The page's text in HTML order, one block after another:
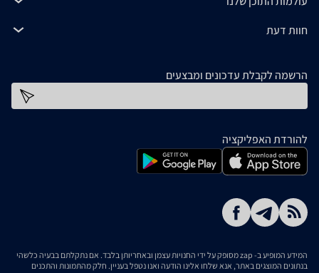
חוות דעת
הרשמה לקבלת עדכונים ומבצעים
להורדת האפליקציה
המידע המופיע ב- zap מסופק על ידי החנויות עצמן ובאחריותן בלבד. אם נתקלתם בבעיה כלשהי
בנתונים המוצגים באתר, אנא שלחו אלינו הודעה ואנו נטפל בעניין. חלק מהתמונות והתכנים